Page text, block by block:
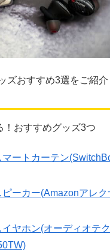
ズおすすめ3選をご紹介
！おすすめグッズ3つ
マートカーテン
ピーカー(Amazonアレク
イヤホン(オーディオテ